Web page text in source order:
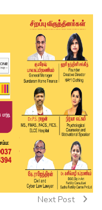
Next Post